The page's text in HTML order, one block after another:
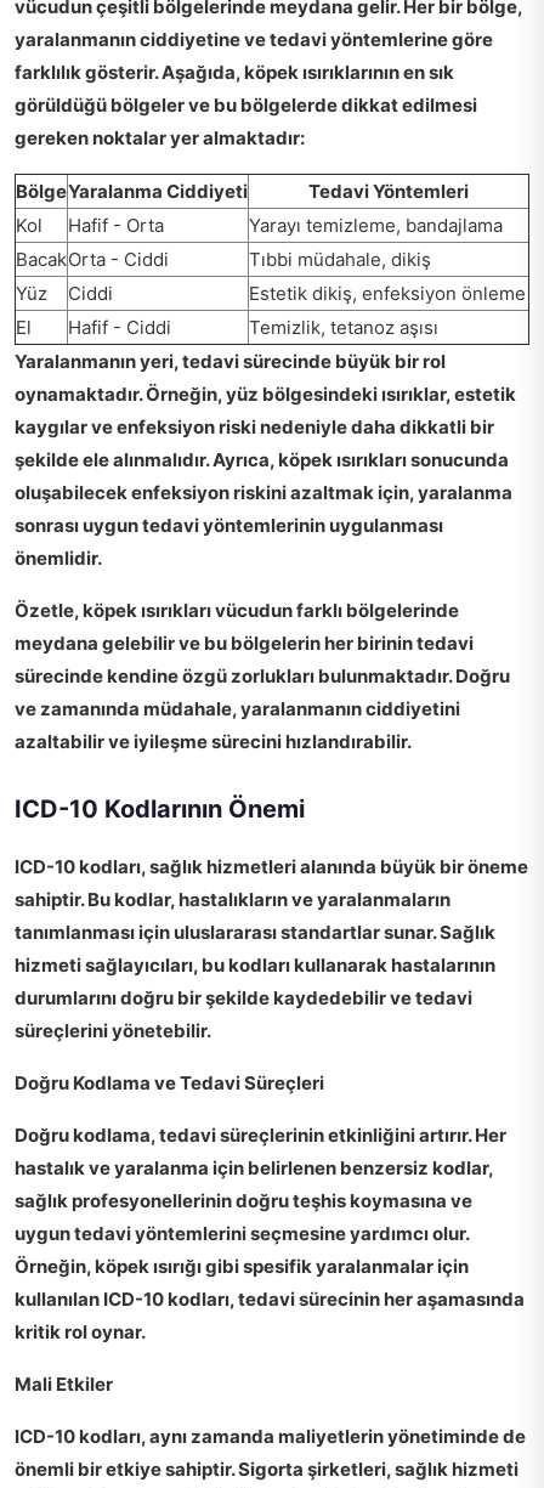
vücudun çeşitli bölgelerinde meydana gelir. Her bir bölge,
yaralanmanın ciddiyetine ve tedavi yöntemlerine göre
farklılık gösterir. Aşağıda, köpek ısırıklarının en sık
görüldüğü bölgeler ve bu bölgelerde dikkat edilmesi
gereken noktalar yer almaktadır:
BölgeYaralanma Ciddiyeti
Tedavi Yöntemleri
Kol
Hafif - Orta
Yarayı temizleme, bandajlama
BacakOrta - Ciddi
Tıbbi müdahale, dikiş
Yüz
Ciddi
Estetik dikiş, enfeksiyon önleme
El
Hafif - Ciddi
Temizlik, tetanoz aşısı
Yaralanmanın yeri, tedavi sürecinde büyük bir rol
oynamaktadır. Örneğin, yüz bölgesindeki ısırıklar, estetik
kaygılar ve enfeksiyon riski nedeniyle daha dikkatli bir
şekilde ele alınmalıdır. Ayrıca, köpek ısırıkları sonucunda
oluşabilecek enfeksiyon riskini azaltmak için, yaralanma
sonrası uygun tedavi yöntemlerinin uygulanması
önemlidir.
Özetle, köpek ısırıkları vücudun farklı bölgelerinde
meydana gelebilir ve bu bölgelerin her birinin tedavi
sürecinde kendine özgü zorlukları bulunmaktadır. Doğru
ve zamanında müdahale, yaralanmanın ciddiyetini
azaltabilir ve iyileşme sürecini hızlandırabilir.
ICD-10 Kodlarının Önemi
ICD-10 kodları, sağlık hizmetleri alanında büyük bir öneme
sahiptir. Bu kodlar, hastalıkların ve yaralanmaların
tanımlanması için uluslararası standartlar sunar. Sağlık
hizmeti sağlayıcıları, bu kodları kullanarak hastalarının
durumlarını doğru bir şekilde kaydedebilir ve tedavi
süreçlerini yönetebilir.
Doğru Kodlama ve Tedavi Süreçleri
Doğru kodlama, tedavi süreçlerinin etkinliğini artırır. Her
hastalık ve yaralanma için belirlenen benzersiz kodlar,
sağlık profesyonellerinin doğru teşhis koymasına ve
uygun tedavi yöntemlerini seçmesine yardımcı olur.
Örneğin, köpek ısırığı gibi spesifik yaralanmalar için
kullanılan ICD-10 kodları, tedavi sürecinin her aşamasında
kritik rol oynar.
Mali Etkiler
ICD-10 kodları, aynı zamanda maliyetlerin yönetiminde de
önemli bir etkiye sahiptir. Sigorta şirketleri, sağlık hizmeti